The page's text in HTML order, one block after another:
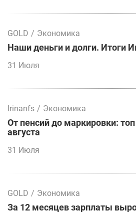
GOLD / Экономика
Наши деньги и долги. Итоги
31 Июля
Irinanfs / Экономика
От пенсий до маркировки:
августа
31 Июля
GOLD / Экономика
За 12 месяцев зарплаты